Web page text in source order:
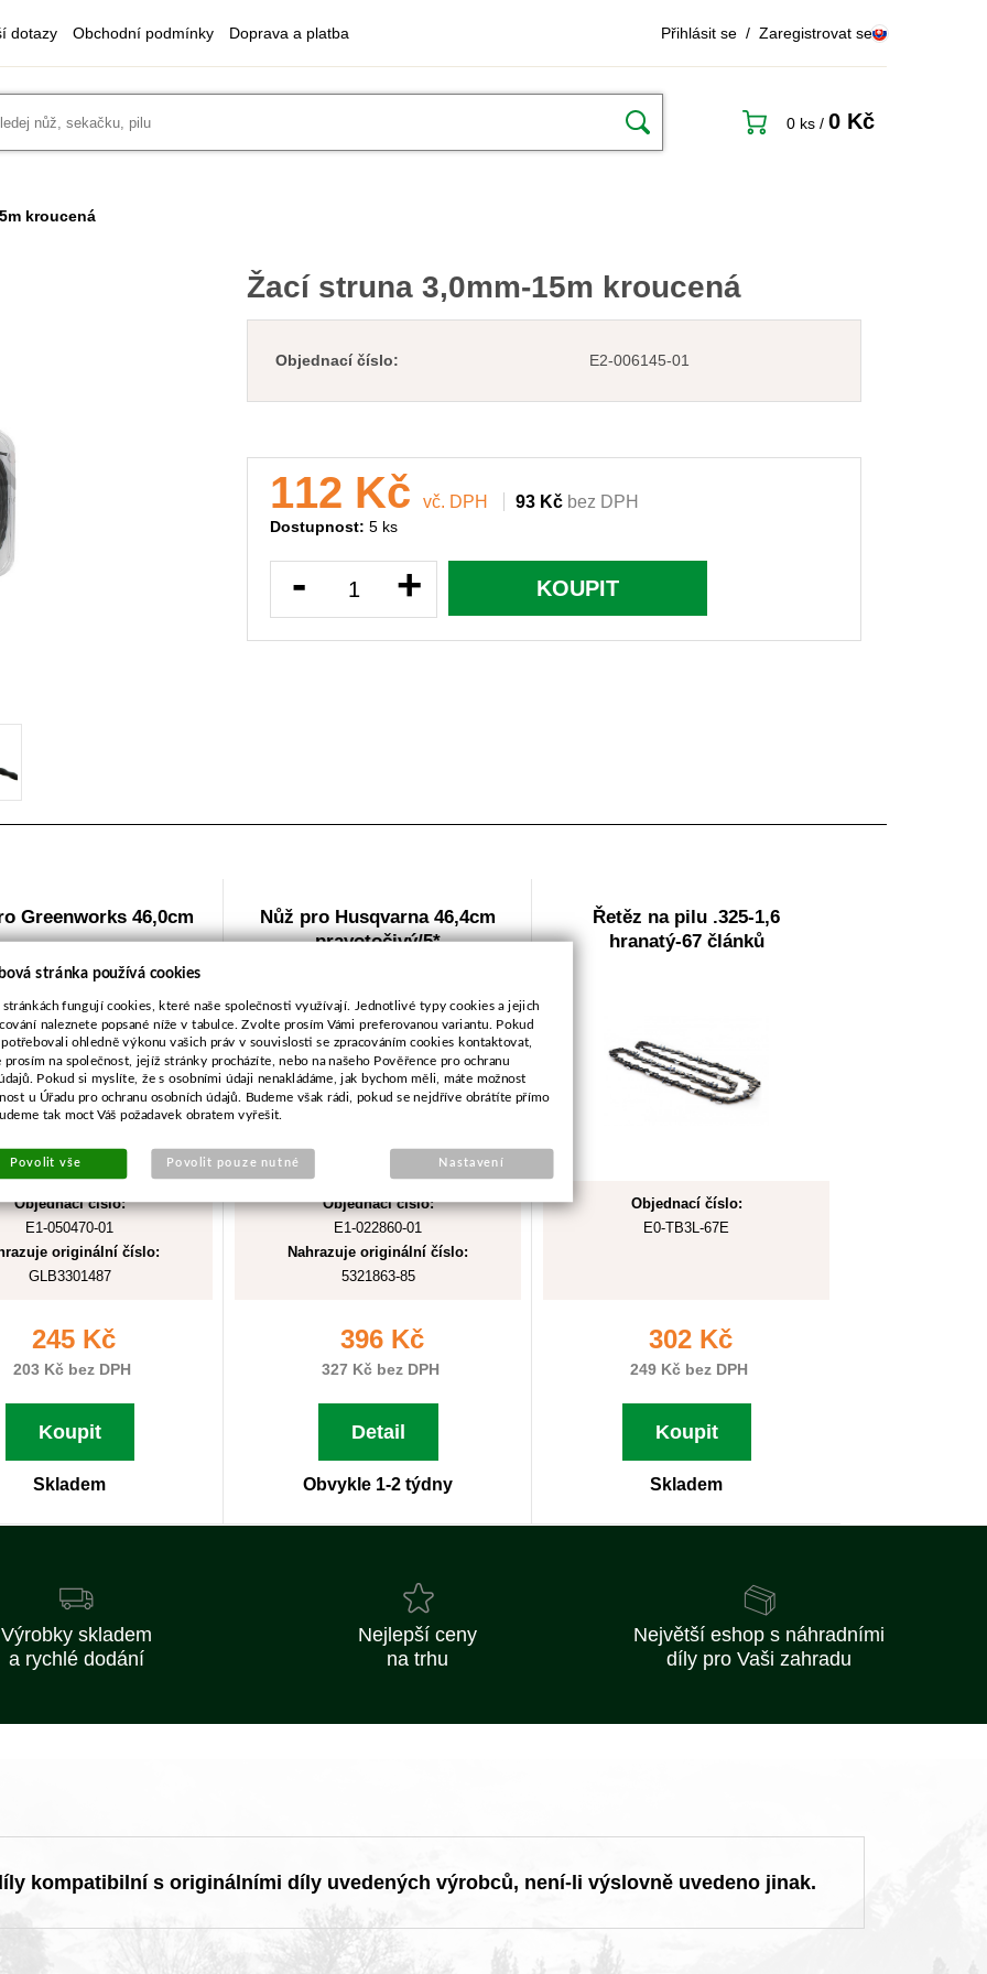
dotazy Obchodní podmínky Doprava a platba Přihlásit se / Zaregistrovat se
0 ks / 0 Kč
kroucená
Žací struna 3,0mm-15m kroucená
Objednací číslo: E2-006145-01
112 Kč vč. DPH 93 Kč bez DPH
Dostupnost: 5 ks
- + KOUPIT
Greenworks 46,0cm
Objednací číslo:
E1-050470-01
originální číslo:
GLB3301487
245 Kč
203 Kč bez DPH
Koupit
Skladem
Nůž pro Husqvarna 46,4cm
pravotočivý/5*
Objednací číslo:
E1-022860-01
Nahrazuje originální číslo:
5321863-85
396 Kč
327 Kč bez DPH
Detail
Obvykle 1-2 týdny
Řetěz na pilu .325-1,6
hranatý-67 článků
Objednací číslo:
E0-TB3L-67E
302 Kč
249 Kč bez DPH
Koupit
Skladem
Výrobky skladem
a rychlé dodání
Nejlepší ceny
na trhu
Největší eshop s náhradními
díly pro Vaši zahradu
kompatibilní s originálními díly uvedených výrobců, není-li výslovně uvedeno jinak.
stránka používá cookies
stránkách fungují cookies, které naše společnosti využívají. Jednotlivé typy cookies a jejich
naleznete popsané níže v tabulce. Zvolte prosím Vámi preferovanou variantu. Pokud
ohledně výkonu vašich práv v souvislosti se zpracováním cookies kontaktovat,
prosím na společnost, jejíž stránky procházíte, nebo na našeho Pověřence pro ochranu
Pokud si myslíte, že s osobními údaji nenakládáme, jak bychom měli, máte možnost
u Úřadu pro ochranu osobních údajů. Budeme však rádi, pokud se nejdříve obrátíte přímo
tak moct Váš požadavek obratem vyřešit.
Povolit vše Povolit pouze nutné Nastavení